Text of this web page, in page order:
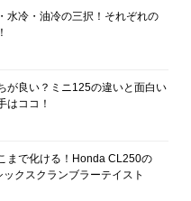
水冷・油冷の三択！それぞれの
が良い？ミニ125の違いと面白い
はココ！
まで化ける！Honda CL250の
クスクランブラーテイスト